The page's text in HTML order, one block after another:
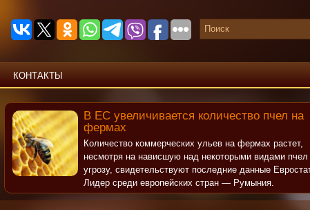
КОНТАКТЫ
В ЕС увеличивается количество пчел на
фермах
Количество коммерческих ульев на фермах растет,
несмотря на нависшую над некоторыми видами пчел
угрозу, свидетельствуют последние данные
Лидер среди европейских стран — Румыния.